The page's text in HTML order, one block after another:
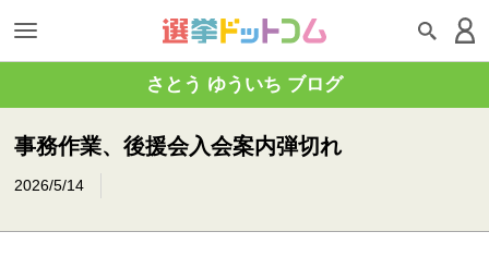
さとう ゆういち ブログ
事務作業、後援会入会案内弾切れ
2026/5/14